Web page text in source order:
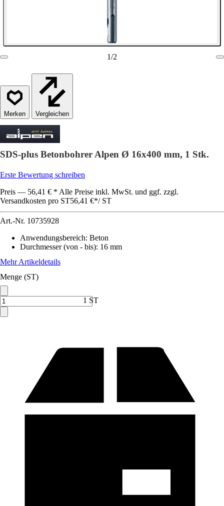
1/2
Vergleichen
SDS-plus Betonbohrer Alpen Ø 16x400 mm, 1 Stk.
Erste Bewertung schreiben
Preis — 56,41 € * Alle Preise inkl. MwSt. und ggf. zzgl.
Versandkosten pro ST56,41 €*/ ST
Art.-Nr. 10735928
Anwendungsbereich: Beton
Durchmesser (von - bis): 16 mm
Mehr Artikeldetails
Menge (ST)
1 ST